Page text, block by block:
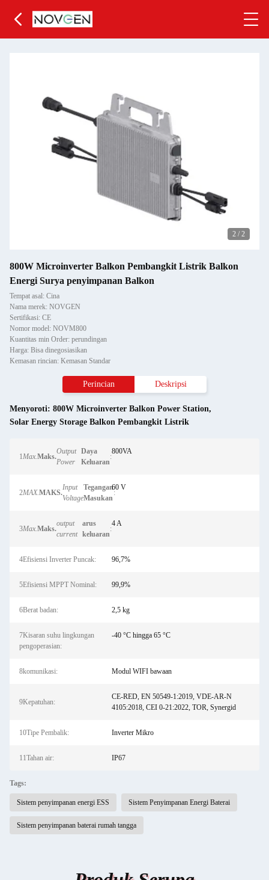
2 / 2
800W Microinverter Balkon Pembangkit Listrik Balkon
Energi Surya penyimpanan Balkon
Tempat asal: Cina
Nama merek: NOVGEN
Sertifikasi: CE
Nomor model: NOVM800
Kuantitas min Order: perundingan
Harga: Bisa dinegosiasikan
Kemasan rincian: Kemasan Standar
Perincian Deskripsi
Menyoroti: 800W Microinverter Balkon Power Station,
Solar Energy Storage Balkon Pembangkit Listrik
1Max.Maks.
Output
Power
Daya
Keluaran
:
800VA
2MAX.MAKS.
Input
Voltage
Tegangan
Masukan
:
60 V
3Max.Maks.
output
current
arus
keluaran
:
4 A
4Efisiensi Inverter Puncak: 96,7%
5Efisiensi MPPT Nominal: 99,9%
6Berat badan: 2,5 kg
7Kisaran suhu lingkungan
pengoperasian:
-40 °C hingga 65 °C
8komunikasi: Modul WIFI bawaan
9Kepatuhan:
CE-RED, EN 50549-1:2019, VDE-AR-N
4105:2018, CEI 0-21:2022, TOR, Synergid
10Tipe Pembalik: Inverter Mikro
11Tahan air: IP67
Tags:
Sistem penyimpanan energi ESS Sistem Penyimpanan Energi Baterai
Sistem penyimpanan baterai rumah tangga